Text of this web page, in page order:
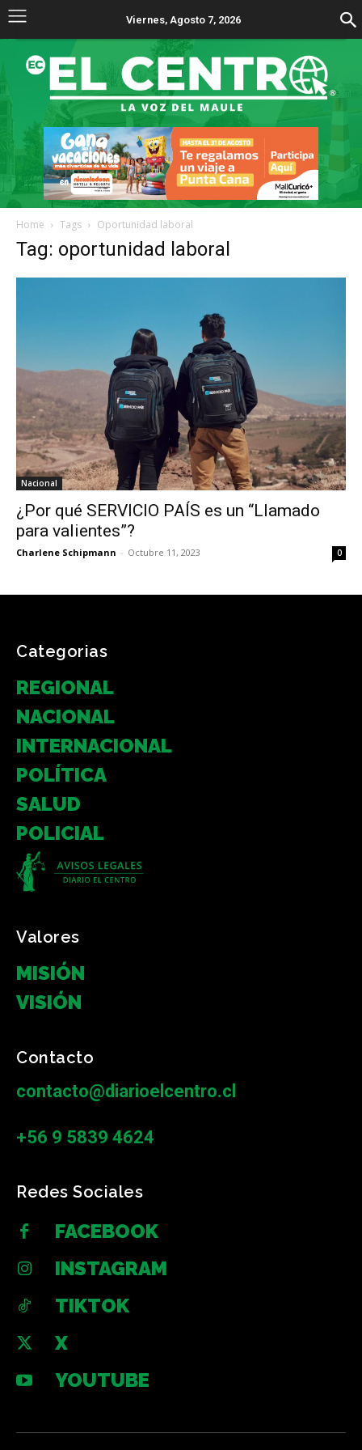
Viernes, Agosto 7, 2026
Home Tags Oportunidad laboral
Tag: oportunidad laboral
Nacional
¿Por qué SERVICIO PAÍS es un “Llamado
para valientes”?
Charlene Schipmann - Octubre 11, 2023 0
Categorias
REGIONAL
NACIONAL
INTERNACIONAL
POLÍTICA
SALUD
POLICIAL
Valores
MISIÓN
VISIÓN
Contacto
contacto@diarioelcentro.cl
+56 9 5839 4624
Redes Sociales
FACEBOOK
INSTAGRAM
TIKTOK
X
YOUTUBE